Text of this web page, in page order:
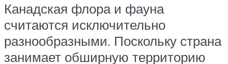
Канадская флора и фауна
считаются исключительно
разнообразными. Поскольку страна
занимает обширную территорию